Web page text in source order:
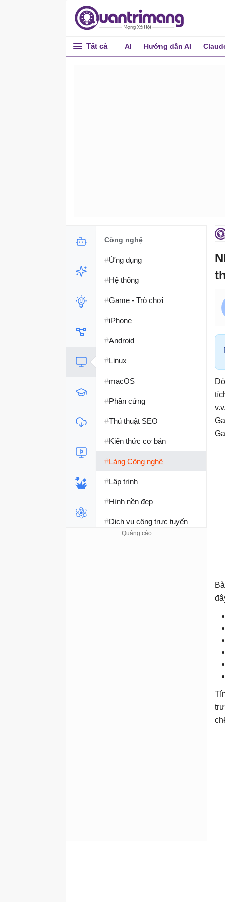
Tất cả AI Hướng dẫn AI
Công nghệ
#Ứng dụng
#Hệ thống
#Game - Trò chơi
#iPhone
#Android
#Linux
#macOS
#Phần cứng
#Thủ thuật SEO
#Kiến thức cơ bản
#Làng Công nghệ
#Lập trình
#Hình nền đẹp
#Dịch vụ công trực tuyến